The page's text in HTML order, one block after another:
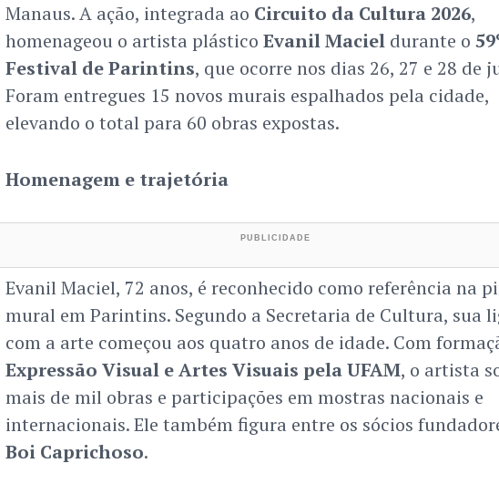
Manaus. A ação, integrada ao Circuito da Cultura 2026,
homenageou o artista plástico Evanil Macieldurante o
Festival de Parintins, que ocorre nos dias 26, 27 e 28 de
Foram entregues 15 novos murais espalhados pela cidade,
elevando o total para 60 obras expostas.
Homenagem e trajetória
Evanil Maciel, 72 anos, é reconhecido como referência na
mural em Parintins. Segundo a Secretaria de Cultura, sua
com a arte começou aos quatro anos de idade. Com
Expressão Visual e Artes Visuais pela UFAM, o artista
mais de mil obras e participações em mostras nacionais e
internacionais. Ele também figura entre os sócios
Boi Caprichoso.